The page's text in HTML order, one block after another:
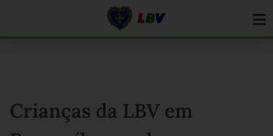
Crianças da LBV em